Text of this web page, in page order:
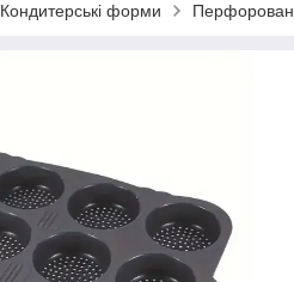
Кондитерські форми